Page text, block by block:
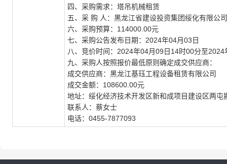
四、采购需求：塔吊机械租赁
五、采 购 人 ：黑龙江省建设投资集团绥化有限公司
六、采购预算： 114000.00元
七、采购公告发布日期 ： 2024年04月03日
八、竞价时间 ： 2024年04月09日14时00分至
九、采购人按照报价最低原则确定成交供应商：
成交供应商：黑龙江基珏工程设备租赁有限公司
成交金额： 108600.00元
地址：绥化经济技术开发区新和成项目建设区两屯
联系人：蔡女士
电话： 0455-7877093